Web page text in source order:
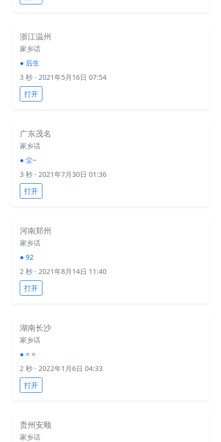
浙江温州
家乡话
● 后生
3 秒 · 2021年5月16日 07:54
打开
广东茂名
家乡话
● 尘~
3 秒 · 2021年7月30日 01:36
打开
河南郑州
家乡话
● 92
2 秒 · 2021年8月14日 11:40
打开
湖南长沙
家乡话
● = =
2 秒 · 2022年1月6日 04:33
打开
贵州安顺
家乡话